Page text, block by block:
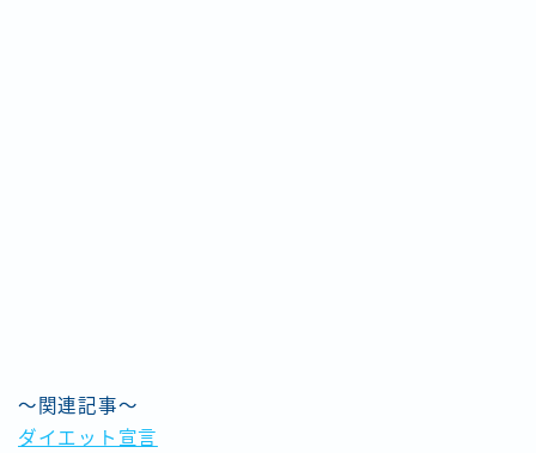
～関連記事～
ダイエット宣言